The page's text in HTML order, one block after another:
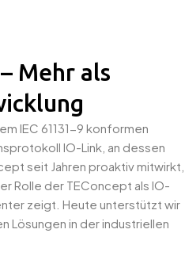
Mehr als
IEC 61131-9 konformen
IO-Link, an dessen
seit Jahren proaktiv mitwirkt,
Rolle der TEConcept als IO-
zeigt. Heute unterstützt wir
Lösungen in der industriellen